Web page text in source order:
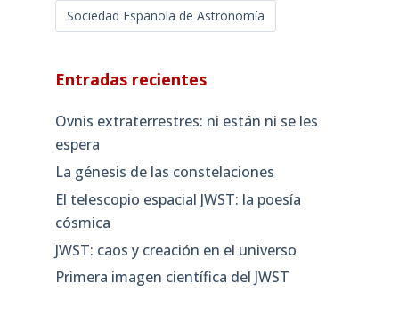
Sociedad Española de Astronomía
Entradas recientes
Ovnis extraterrestres: ni están ni se les
espera
La génesis de las constelaciones
El telescopio espacial JWST: la poesía
cósmica
JWST: caos y creación en el universo
Primera imagen científica del JWST